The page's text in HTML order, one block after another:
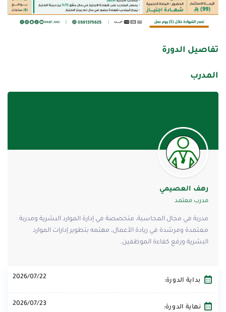
تفاصيل الدورة
المدرب
رهف العصيمي
مدرب معتمد
مدربة في مجال المحاسبة، متخصصة في إدارة الموارد البشرية ومدربة
معتمدة ومرشدة في ريادة الأعمال، مهتمه بتطوير إدارات الموارد
البشرية ورفع كفاءة الموظفين.
بداية الدورة: 2026/07/22
نهاية الدورة: 2026/07/23